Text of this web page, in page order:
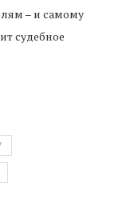
– и самому
судебное